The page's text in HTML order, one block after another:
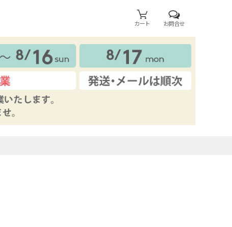
カート お問合せ